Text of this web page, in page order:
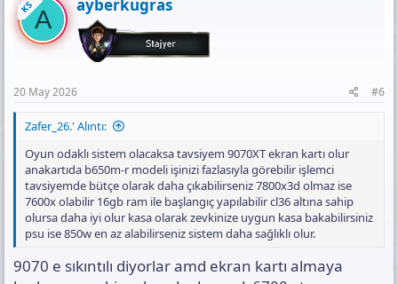
i
o
n
KSA ayberkugras
20 May 2026 #6
Zafer_26.' Alıntı:
Oyun odaklı sistem olacaksa tavsiyem 9070XT ekran kartı olur
anakartıda b650m-r modeli işinizi fazlasıyla görebilir işlemci
tavsiyemde bütçe olarak daha çıkabilirseniz 7800x3d olmaz ise
7600x olabilir 16gb ram ile başlangıç yapılabilir cl36 altına sahip
olursa daha iyi olur kasa olarak zevkinize uygun kasa bakabilirsiniz
psu ise 850w en az alabilirseniz sistem daha sağlıklı olur.
9070 e sıkıntılı diyorlar amd ekran kartı almaya